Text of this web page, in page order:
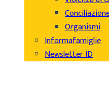
Organismi
Informafamiglie
Newsletter ID